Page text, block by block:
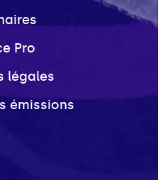
Pro
légales
émissions